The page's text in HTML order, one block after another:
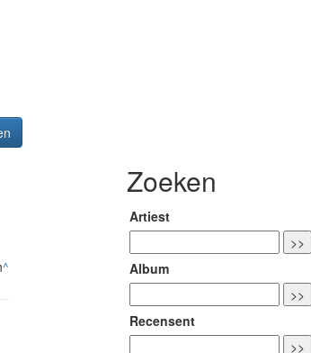
^
Zoeken
Artiest
Album
Recensent